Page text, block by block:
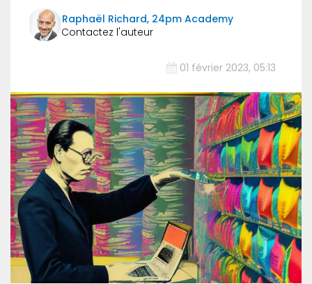
Raphaël Richard, 24pm Academy
01 février 2023, 05:13